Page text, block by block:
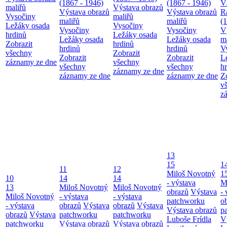
maliřů
Vysočiny
Ležáky osada
hrdinů
Zobrazit
všechny
záznamy ze dne
(1867 - 1946)
Výstava obrazů
maliřů
Vysočiny
Ležáky osada
hrdinů
Zobrazit
všechny
záznamy ze dne
Výstava obrazů
maliřů
Vysočiny
Ležáky osada
hrdinů
Zobrazit
všechny
záznamy ze dne
(1867 - 1946)
Výstava obrazů
maliřů
Vysočiny
Ležáky osada
hrdinů
Zobrazit
všechny
záznamy ze dne
10
13
Miloš Novotný
- výstava
obrazů Výstava
patchworku
11
14
Miloš Novotný
- výstava
obrazů Výstava
patchworku
Výstava obrazů
12
14
Miloš Novotný
- výstava
obrazů Výstava
patchworku
Výstava obrazů
13
15
Miloš Novotný
- výstava
obrazů Výstava
patchworku
Výstava obrazů
Luboše Frídla
-